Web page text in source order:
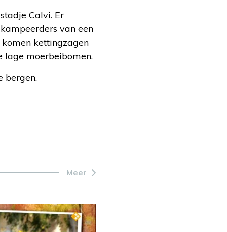
Calvi. Er
van een
kettingzagen
lage moerbeibomen.
bergen.
Meer